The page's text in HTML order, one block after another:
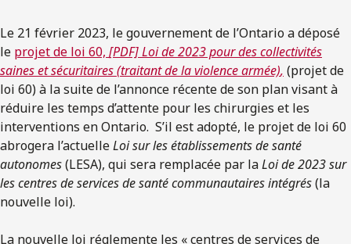
Le 21 février 2023, le gouvernement de l’Ontario a déposé
le projet de loi 60, [PDF] Loi de 2023 pour des collectivités
saines et sécuritaires (traitant de la violence armée), (projet de
loi 60) à la suite de l’annonce récente de son plan visant à
réduire les temps d’attente pour les chirurgies et les
interventions en Ontario. S’il est adopté, le projet de loi 60
abrogera l’actuelleLoi sur les établissements de santé
autonomes(LESA), qui sera remplacée par laLoi de 2023 sur
les centres de services de santé communautaires intégrés(la
nouvelle loi).
La nouvelle loi réglemente les « centres de services de